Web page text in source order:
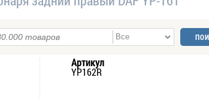
Артикул
YP162R